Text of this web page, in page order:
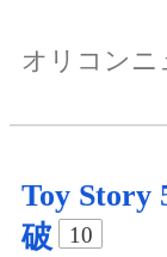
オリコンニ
Toy Story
破
10